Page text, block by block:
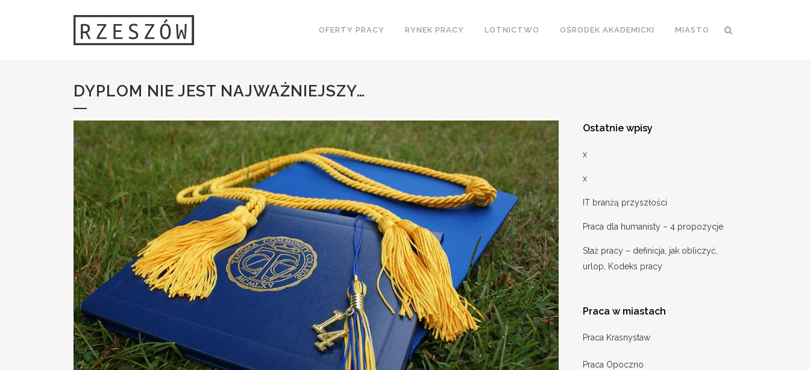
OFERTY PRACY RYNEK PRACY LOTNICTWO OŚRODEK AKADEMICKI MIASTO
DYPLOM NIE JEST NAJWAŻNIEJSZY…
Ostatnie wpisy
x
x
IT branżą przyszłości
Praca dla humanisty – 4 propozycje
Staż pracy – definicja, jak obliczyć,
urlop, Kodeks pracy
Praca w miastach
Praca Krasnystaw
Praca Opoczno